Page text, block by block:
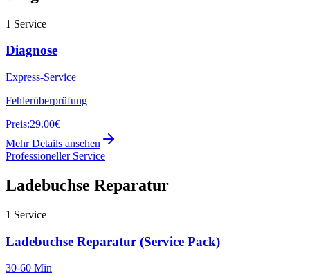
1 Service
Diagnose
Express-Service
Fehlerüberprüfung
Preis:29.00€
Mehr Details ansehen
Professioneller Service
Ladebuchse Reparatur
1 Service
Ladebuchse Reparatur (Service Pack)
30-60 Min